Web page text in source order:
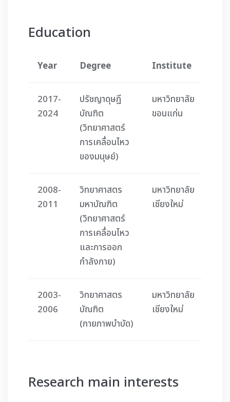
Education
Year Degree Institute
2017-
2024
ปรัชญาดุษฎี
บัณฑิต
(วิทยาศาสตร์
การเคลื่อนไหว
ของมนุษย์)
มหาวิทยาลัย
ขอนแก่น
2008-
2011
วิทยาศาสตร
มหาบัณฑิต
(วิทยาศาสตร์
การเคลื่อนไหว
และการออก
กำลังกาย)
มหาวิทยาลัย
เชียงใหม่
2003-
2006
วิทยาศาสตร
บัณฑิต
(กายภาพบำบัด)
มหาวิทยาลัย
เชียงใหม่
Research main interests